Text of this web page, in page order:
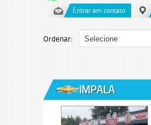
Entrar em contato
Ordenar:
IMPALA